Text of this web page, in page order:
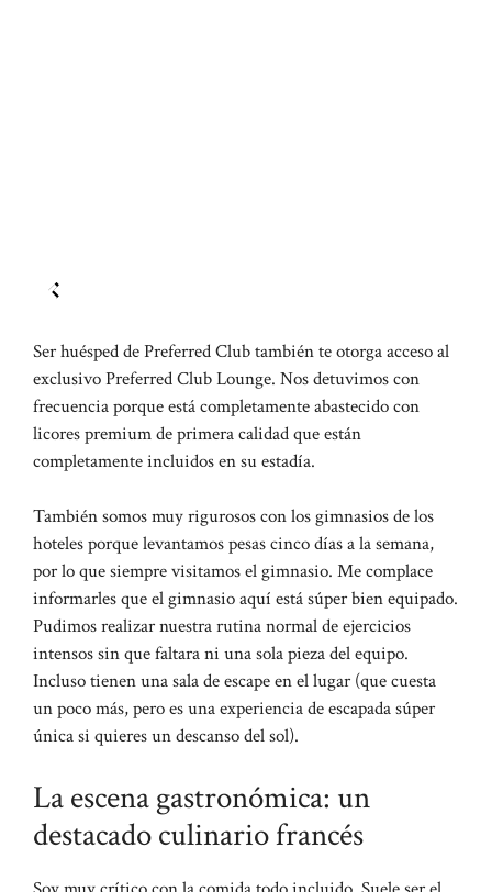
Ser huésped de Preferred Club también te otorga acceso al
exclusivo Preferred Club Lounge. Nos detuvimos con
frecuencia porque está completamente abastecido con
licores premium de primera calidad que están
completamente incluidos en su estadía.
También somos muy rigurosos con los gimnasios de los
hoteles porque levantamos pesas cinco días a la semana,
por lo que siempre visitamos el gimnasio. Me complace
informarles que el gimnasio aquí está súper bien equipado.
Pudimos realizar nuestra rutina normal de ejercicios
intensos sin que faltara ni una sola pieza del equipo.
Incluso tienen una sala de escape en el lugar (que cuesta
un poco más, pero es una experiencia de escapada súper
única si quieres un descanso del sol).
La escena gastronómica: un
destacado culinario francés